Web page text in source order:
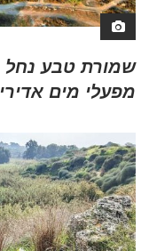
שמורת טבע נחל
מפעלי מים